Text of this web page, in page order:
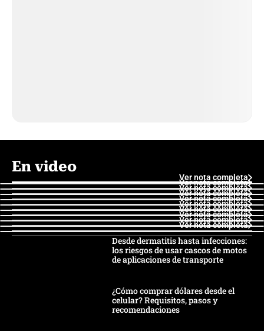
En video
Ver nota completa
Ver nota completa
Ver nota completa
Ver nota completa
Ver nota completa
Ver nota completa
Ver nota completa
Ver nota completa
Ver nota completa
Ver nota completa
Desde dermatitis hasta infecciones:
los riesgos de usar cascos de motos
de aplicaciones de transporte
¿Cómo comprar dólares desde el
celular? Requisitos, pasos y
recomendaciones